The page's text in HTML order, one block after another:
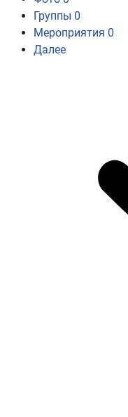
Группы 0
Мероприятия 0
Далее